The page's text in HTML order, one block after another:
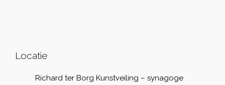
Locatie
Richard ter Borg Kunstveiling – synagoge